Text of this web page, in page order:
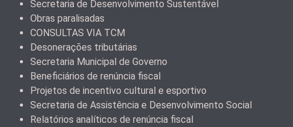
Secretaria de Desenvolvimento Sustentável
Obras paralisadas
CONSULTAS VIA TCM
Desonerações tributárias
Secretaria Municipal de Governo
Beneficiários de renúncia fiscal
Projetos de incentivo cultural e esportivo
Secretaria de Assistência e Desenvolvimento Social
Relatórios analíticos de renúncia fiscal